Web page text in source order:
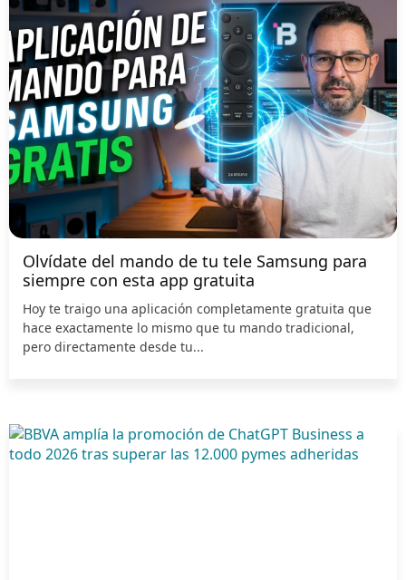
Olvídate del mando de tu tele Samsung para
siempre con esta app gratuita
Hoy te traigo una aplicación completamente gratuita que
hace exactamente lo mismo que tu mando tradicional,
pero directamente desde tu...